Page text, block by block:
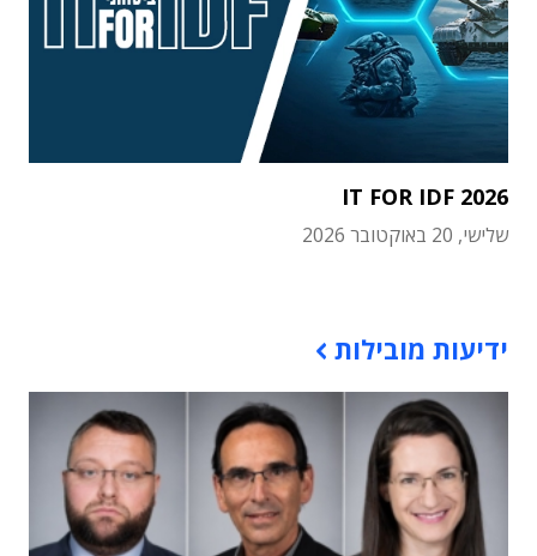
IT FOR IDF 2026
שלישי, 20 באוקטובר 2026
ידיעות מובילות